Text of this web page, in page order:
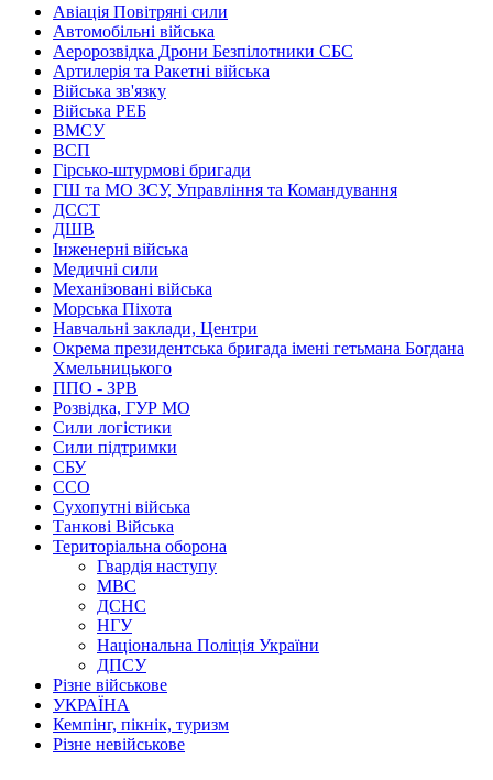
Авіація Повітряні сили
Автомобільні війська
Аеророзвідка Дрони Безпілотники СБС
Артилерія та Ракетні війська
Війська зв'язку
Війська РЕБ
ВМСУ
ВСП
Гірсько-штурмові бригади
ГШ та МО ЗСУ, Управління та Командування
ДССТ
ДШВ
Інженерні війська
Медичні сили
Механізовані війська
Морська Піхота
Навчальні заклади, Центри
Окрема президентська бригада імені гетьмана Богдана
Хмельницького
ППО - ЗРВ
Розвідка, ГУР МО
Сили логістики
Сили підтримки
СБУ
ССО
Сухопутні війська
Танкові Війська
Територіальна оборона
Гвардія наступу
МВС
ДСНС
НГУ
Національна Поліція України
ДПСУ
Різне військове
УКРАЇНА
Кемпінг, пікнік, туризм
Різне невійськове